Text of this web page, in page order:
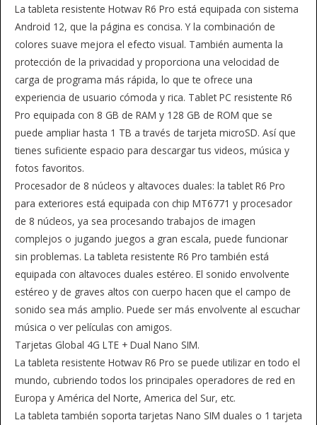
La tableta resistente Hotwav R6 Pro está equipada con sistema
Android 12, que la página es concisa. Y la combinación de
colores suave mejora el efecto visual. También aumenta la
protección de la privacidad y proporciona una velocidad de
carga de programa más rápida, lo que te ofrece una
experiencia de usuario cómoda y rica. Tablet PC resistente R6
Pro equipada con 8 GB de RAM y 128 GB de ROM que se
puede ampliar hasta 1 TB a través de tarjeta microSD. Así que
tienes suficiente espacio para descargar tus videos, música y
fotos favoritos.
Procesador de 8 núcleos y altavoces duales: la tablet R6 Pro
para exteriores está equipada con chip MT6771 y procesador
de 8 núcleos, ya sea procesando trabajos de imagen
complejos o jugando juegos a gran escala, puede funcionar
sin problemas. La tableta resistente R6 Pro también está
equipada con altavoces duales estéreo. El sonido envolvente
estéreo y de graves altos con cuerpo hacen que el campo de
sonido sea más amplio. Puede ser más envolvente al escuchar
música o ver películas con amigos.
Tarjetas Global 4G LTE + Dual Nano SIM.
La tableta resistente Hotwav R6 Pro se puede utilizar en todo el
mundo, cubriendo todos los principales operadores de red en
Europa y América del Norte, America del Sur, etc.
La tableta también soporta tarjetas Nano SIM duales o 1 tarjeta